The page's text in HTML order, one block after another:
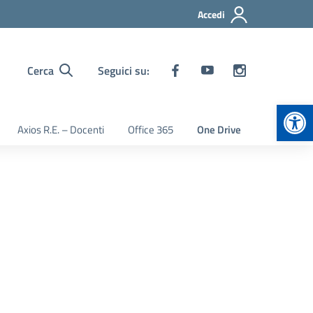
Accedi
Cerca Seguici su:
Axios R.E. – Docenti Office 365 One Drive